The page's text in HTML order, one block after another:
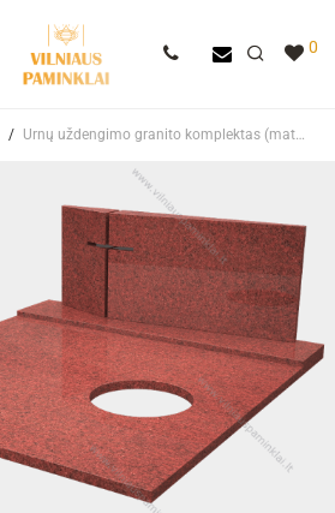
0
/ Urnų uždengimo granito komplektas (matmenys 125 x 115 cm) VPU Nr. 108